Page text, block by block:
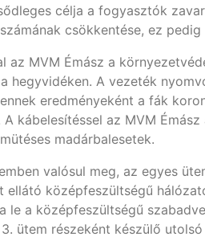
célja a fogyasztók
csökkentése, ez
az MVM Émász a
hegyvidéken. A vezeték
eredményeként a fák
A kábelesítéssel az MVM
madárbalesetek.
valósul meg, az egyes
ellátó középfeszültségű
le a középfeszültségű
ütem részeként készülő